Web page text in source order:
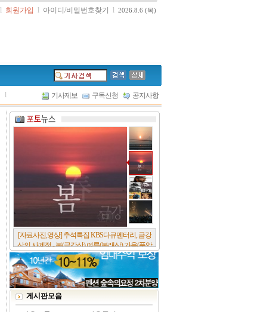
l 회원가입 l 아이디/비밀번호찾기 l 2026.8.6 (목)
l 기사제보 구독신청 공지사항
[서울포스트논단] 담배에 관한 추억, 연도별 우리
나라 금연정책 및 금연구역 확대 추이, 정부가 아
무리 더 해롭다고 사기를 쳐대도 피워 본 사람은
다 안다, 전자담배시장은 10년새 폭발적 증가세..
[시사저널 인터뷰] 윤방부 연세대 의대 명예교수,
"골초에게 전자담배를 허하라"
게시판모음